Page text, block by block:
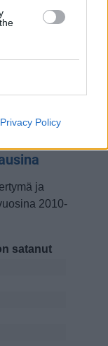
Privacy Policy
ollut heinakuussa
ja
2010-
satanut